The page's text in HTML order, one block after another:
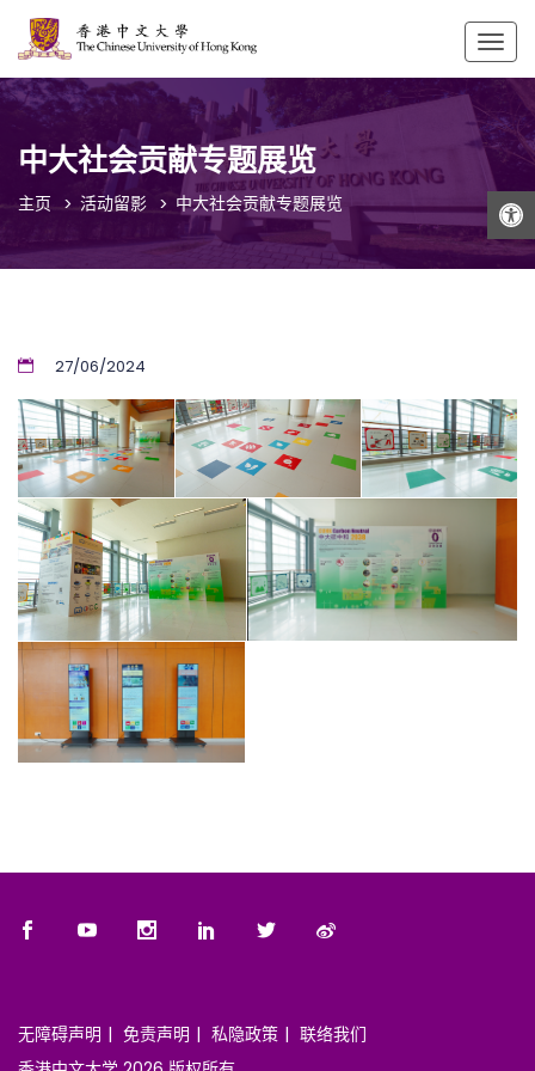
打开工具栏
中大社会贡献专题展览
主页 活动留影 中大社会贡献专题展览
27/06/2024
无障碍声明 免责声明 私隐政策
联络我们